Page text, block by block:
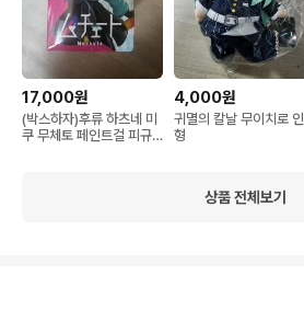
17,000원
(박스하자)후류 하츠네 미
쿠 무체토 페인트걸 피규
4,000원
귀멸의 칼날 무이치로 인
형
상품 전체보기